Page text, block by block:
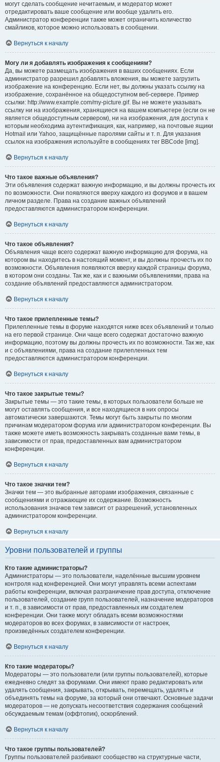
могут сделать сообщение нечитаемым, и модератор может
отредактировать ваше сообщение или вообще удалить его.
Администратор конференции также может ограничить количество
смайликов, которое можно использовать в сообщении.
Вернуться к началу
Могу ли я добавлять изображения к сообщениям?
Да, вы можете размещать изображения в ваших сообщениях. Если
администратор разрешил добавлять вложения, вы можете загрузить
изображение на конференцию. Если нет, вы должны указать ссылку на
изображение, сохранённое на общедоступном веб-сервере. Пример
ссылки: http://www.example.com/my-picture.gif. Вы не можете указывать
ссылку ни на изображения, хранящиеся на вашем компьютере (если он не
является общедоступным сервером), ни на изображения, для доступа к
которым необходима аутентификация, как, например, на почтовые ящики
Hotmail или Yahoo, защищённые паролями сайты и т. п. Для указания
ссылок на изображения используйте в сообщениях тег BBCode [img].
Вернуться к началу
Что такое важные объявления?
Эти объявления содержат важную информацию, и вы должны прочесть их
по возможности. Они появляются вверху каждого из форумов и в вашем
личном разделе. Права на создание важных объявлений
предоставляются администратором конференции.
Вернуться к началу
Что такое объявления?
Объявления чаще всего содержат важную информацию для форума, на
котором вы находитесь в настоящий момент, и вы должны прочесть их по
возможности. Объявления появляются вверху каждой страницы форума,
в котором они созданы. Так же, как и с важными объявлениями, права на
создание объявлений предоставляются администратором.
Вернуться к началу
Что такое прилепленные темы?
Прилепленные темы в форуме находятся ниже всех объявлений и только
на его первой странице. Они чаще всего содержат достаточно важную
информацию, поэтому вы должны прочесть их по возможности. Так же, как
и с объявлениями, права на создание прилепленных тем
предоставляются администратором конференции.
Вернуться к началу
Что такое закрытые темы?
Закрытые темы — это такие темы, в которых пользователи больше не
могут оставлять сообщения, и все находящиеся в них опросы
автоматически завершаются. Темы могут быть закрыты по многим
причинам модератором форума или администратором конференции. Вы
также можете иметь возможность закрывать созданные вами темы, в
зависимости от прав, предоставленных вам администратором
конференции.
Вернуться к началу
Что такое значки тем?
Значки тем — это выбранные авторами изображения, связанные с
сообщениями и отражающие их содержание. Возможность
использования значков тем зависит от разрешений, установленных
администратором конференции.
Вернуться к началу
Уровни пользователей и группы
Кто такие администраторы?
Администраторы — это пользователи, наделённые высшим уровнем
контроля над конференцией. Они могут управлять всеми аспектами
работы конференции, включая разграничение прав доступа, отключение
пользователей, создание групп пользователей, назначение модераторов
и т. п., в зависимости от прав, предоставленных им создателем
конференции. Они также могут обладать всеми возможностями
модераторов во всех форумах, в зависимости от настроек,
произведённых создателем конференции.
Вернуться к началу
Кто такие модераторы?
Модераторы — это пользователи (или группы пользователей), которые
ежедневно следят за форумами. Они имеют право редактировать или
удалять сообщения, закрывать, открывать, перемещать, удалять и
объединять темы на форуме, за который они отвечают. Основные задачи
модераторов — не допускать несоответствия содержания сообщений
обсуждаемым темам (оффтопик), оскорблений.
Вернуться к началу
Что такое группы пользователей?
Группы пользователей разбивают сообщество на структурные части,